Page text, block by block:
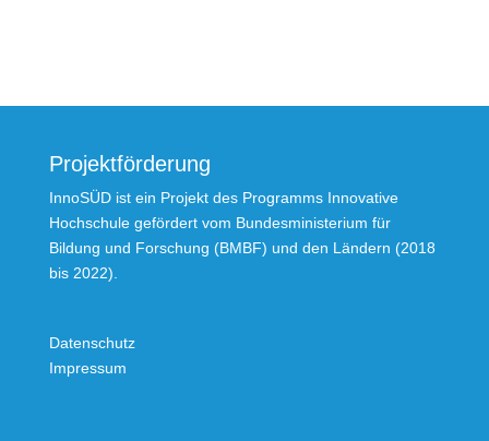
Projektförderung
InnoSÜD ist ein Projekt des Programms Innovative
Hochschule gefördert vom Bundesministerium für
Bildung und Forschung (BMBF) und den Ländern (2018
bis 2022).
Datenschutz
Impressum